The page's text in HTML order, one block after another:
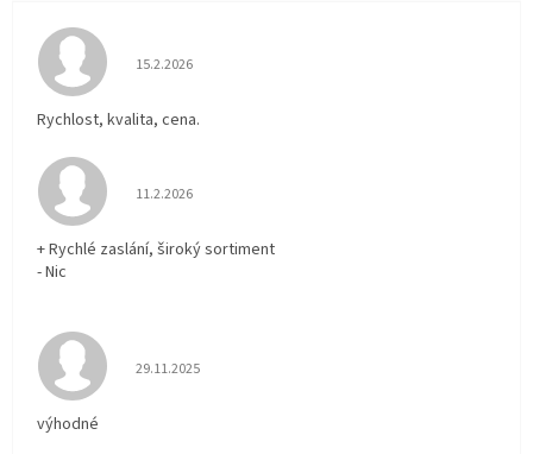
Hodnocení obchodu je 5 z 5 hvězdiček.
15.2.2026
Rychlost, kvalita, cena.
Hodnocení obchodu je 5 z 5 hvězdiček.
11.2.2026
+ Rychlé zaslání, široký sortiment
- Nic
Hodnocení obchodu je 5 z 5 hvězdiček.
29.11.2025
výhodné